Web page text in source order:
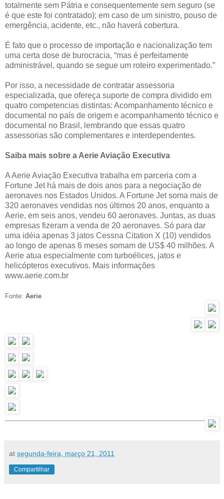
totalmente sem Pátria e consequentemente sem seguro (se
é que este foi contratado); em caso de um sinistro, pouso de
emergência, acidente, etc., não haverá cobertura.
É fato que o processo de importação e nacionalização tem
uma certa dose de burocracia, “mas é perfeitamente
administrável, quando se segue um roteiro experimentado.”
Por isso, a necessidade de contratar assessoria
especializada, que ofereça suporte de compra dividido em
quatro competencias distintas: Acompanhamento técnico e
documental no país de origem e acompanhamento técnico e
documental no Brasil, lembrando que essas quatro
assessorias são complementares e interdependentes.
Saiba mais sobre a Aerie Aviação Executiva
A Aerie Aviação Executiva trabalha em parceria com a
Fortune Jet há mais de dois anos para a negociação de
aeronaves nos Estados Unidos. A Fortune Jet soma mais de
320 aeronaves vendidas nos últimos 20 anos, enquanto a
Aerie, em seis anos, vendeu 60 aeronaves. Juntas, as duas
empresas fizeram a venda de 20 aeronaves. Só para dar
uma idéia apenas 3 jatos Cessna Citation X (10) vendidos
ao longo de apenas 6 meses somam de US$ 40 milhões. A
Aerie atua especialmente com turboélices, jatos e
helicópteros executivos. Mais informações
www.aerie.com.br
Fonte: Aerie
at segunda-feira, março 21, 2011
Compartilhar